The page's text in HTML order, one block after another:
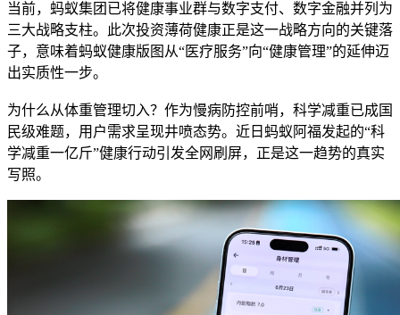
当前，蚂蚁集团已将健康事业群与数字支付、数字金融并列为
三大战略支柱。此次投资薄荷健康正是这一战略方向的关键落
子，意味着蚂蚁健康版图从“医疗服务”向“健康管理”的延伸迈
出实质性一步。
为什么从体重管理切入？作为慢病防控前哨，科学减重已成国
民级难题，用户需求呈现井喷态势。近日蚂蚁阿福发起的“科
学减重一亿斤”健康行动引发全网刷屏，正是这一趋势的真实
写照。